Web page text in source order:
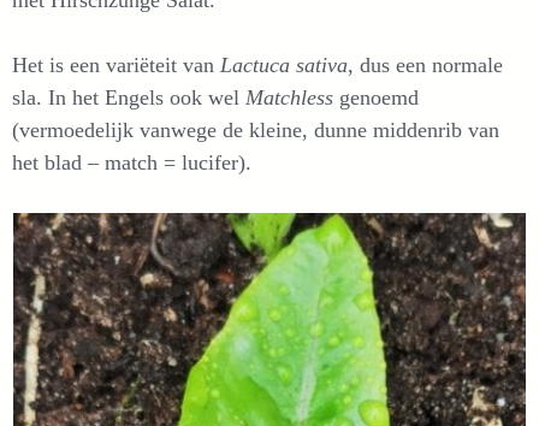
Het is een variëteit van Lactuca sativa, dus een normale
sla. In het Engels ook wel Matchless genoemd
(vermoedelijk vanwege de kleine, dunne middenrib van
het blad – match = lucifer).